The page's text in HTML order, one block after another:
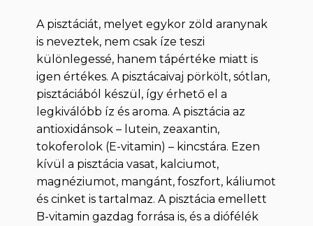
A pisztáciát, melyet egykor zöld aranynak
is neveztek, nem csak íze teszi
különlegessé, hanem tápértéke miatt is
igen értékes. A pisztácaivaj pörkölt, sótlan,
pisztáciából készül, így érhető el a
legkiválóbb íz és aroma. A pisztácia az
antioxidánsok – lutein, zeaxantin,
tokoferolok (E-vitamin) – kincstára. Ezen
kívül a pisztácia vasat, kalciumot,
magnéziumot, mangánt, foszfort, káliumot
és cinket is tartalmaz. A pisztácia emellett
B-vitamin gazdag forrása is, és a diófélék